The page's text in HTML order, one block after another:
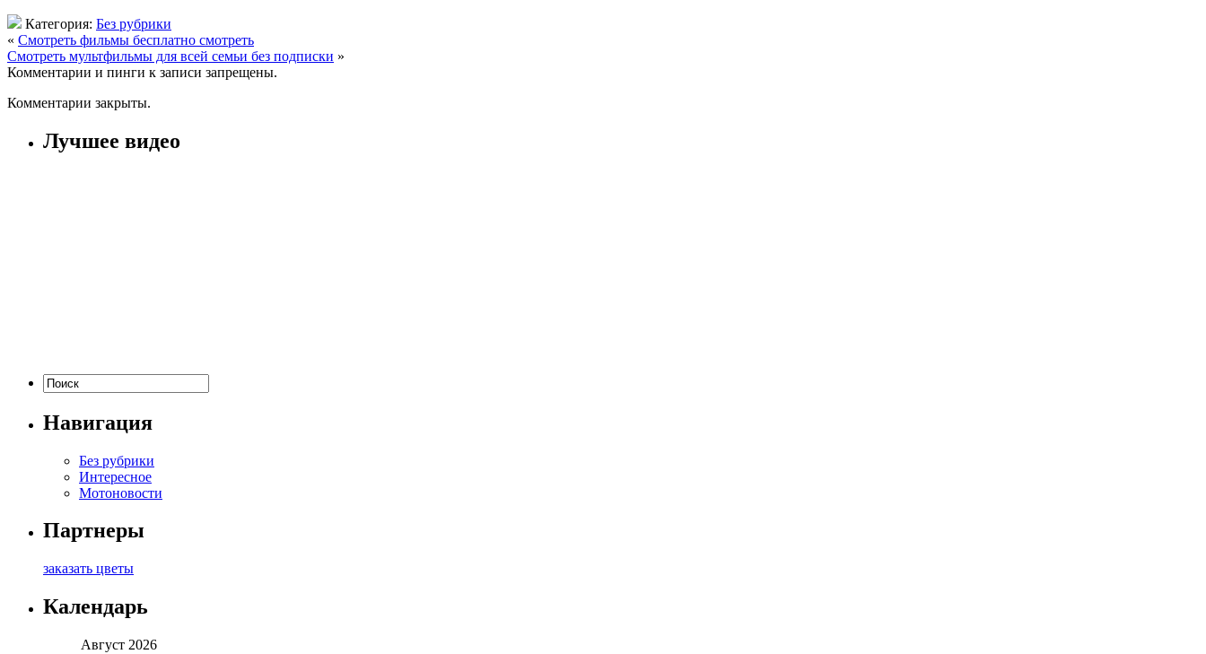
Категория: Без рубрики
« Смотреть фильмы бесплатно смотреть
Смотреть мультфильмы для всей семьи без подписки »
Комментарии и пинги к записи запрещены.
Комментарии закрыты.
Лучшее видео
Навигация
Без рубрики
Интересное
Мотоновости
Партнеры
заказать цветы
Календарь
Август 2026